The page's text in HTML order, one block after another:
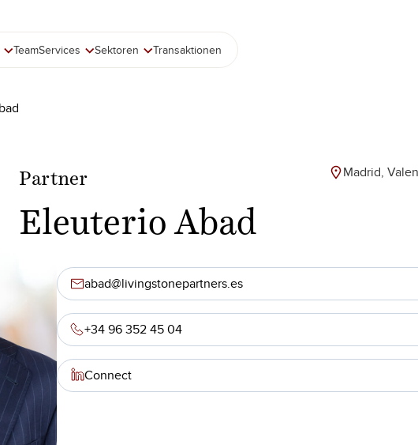
TeamServices Sektoren Transaktionen
Partner Madrid,
Eleuterio Abad
abad@livingstonepartners.es
+34 96 352 45 04
Connect